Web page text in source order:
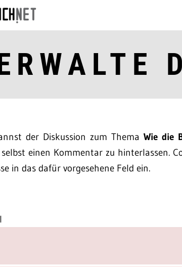
der Diskussion zum Thema Wie die
einen Kommentar zu hinterlassen.
in das dafür vorgesehene Feld ein.